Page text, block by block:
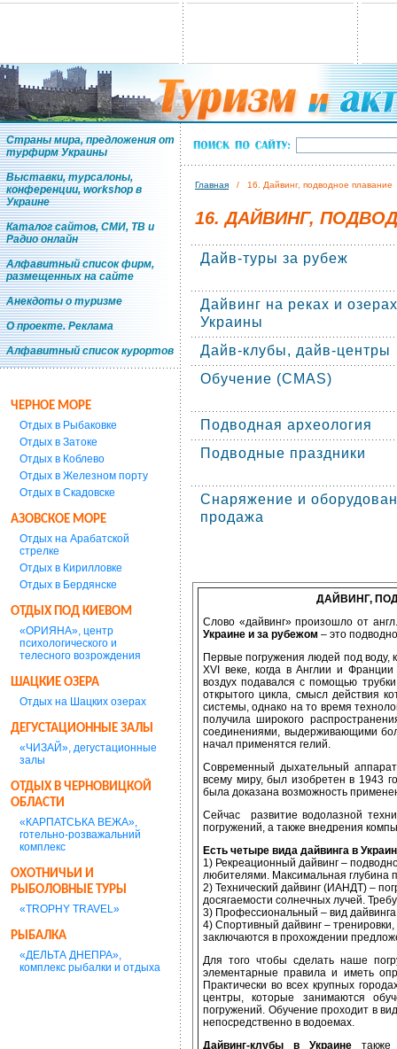
Страны мира, предложения от
турфирм Украины
Выставки, турсалоны,
конференции, workshop в
Украине
Каталог сайтов, СМИ, ТВ и
Радио онлайн
Алфавитный список фирм,
размещенных на сайте
Анекдоты о туризме
О проекте. Реклама
Алфавитный список курортов
ЧЕРНОЕ МОРЕ
Отдых в Рыбаковке
Отдых в Затоке
Отдых в Коблево
Отдых в Железном порту
Отдых в Скадовске
АЗОВСКОЕ МОРЕ
Отдых на Арабатской
стрелке
Отдых в Кирилловке
Отдых в Бердянске
ОТДЫХ ПОД КИЕВОМ
«ОРИЯНА», центр
психологического и
телесного возрождения
ШАЦКИЕ ОЗЕРА
Отдых на Шацких озерах
ДЕГУСТАЦИОННЫЕ ЗАЛЫ
«ЧИЗАЙ», дегустационные
залы
ОТДЫХ В ЧЕРНОВИЦКОЙ
ОБЛАСТИ
«КАРПАТСЬКА ВЕЖА»,
готельно-розважальний
комплекс
ОХОТНИЧЬИ И
РЫБОЛОВНЫЕ ТУРЫ
«TROPHY TRAVEL»
РЫБАЛКА
«ДЕЛЬТА ДНЕПРА»,
комплекс рыбалки и отдыха
Главная / 16. Дайвинг, подводное плавание
16. ДАЙВИНГ,
Дайв-туры за рубеж
Дайвинг на реках и озерах
Украины
Дайв-клубы, дайв-центры
Обучение (CMAS)
Подводная археология
Подводные праздники
Снаряжение и
продажа
ДАЙВИНГ,
Слово «дайвинг» произошло от
Украине и за рубежом – это
Первые погружения людей под воду,
XVI веке, когда в Англии и
воздух подавался с помощью
открытого цикла, смысл действия
системы, однако на то время
получила широкого
соединениями, выдерживающими
начал применятся гелий.
Современный дыхательный
всему миру, был изобретен в 1943
была доказана возможность
Сейчас развитие водолазной
погружений, а также внедрения
Есть четыре вида дайвинга в
1) Рекреационный дайвинг –
любителями. Максимальная глубина
2) Технический дайвинг (ИАНДТ) –
досягаемости солнечных лучей.
3) Профессиональный – вид
4) Спортивный дайвинг –
заключаются в прохождении
Для того чтобы сделать наше
элементарные правила и иметь
Практически во всех крупных
центры, которые занимаются
погружений. Обучение проходит в
непосредственно в водоемах.
Дайвинг-клубы в Украине